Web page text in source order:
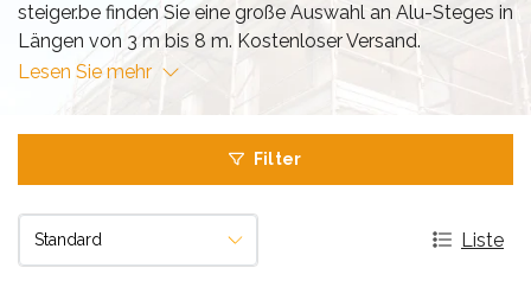
steiger.be finden Sie eine große Auswahl an Alu-Steges in
Längen von 3 m bis 8 m. Kostenloser Versand.
Lesen Sie mehr
Filter
Liste